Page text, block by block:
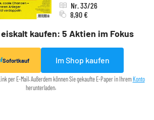
eiskalt kaufen: 5 Aktien im Fokus
Nr. 33/26
8,90 €
Sofortkauf Im Shop kaufen
per E-Mail. Außerdem können Sie gekaufte E-Paper in Ihrem Konto
herunterladen.